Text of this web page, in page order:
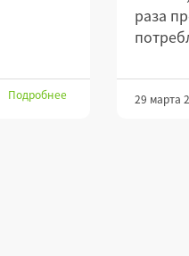
Подробнее
раза
29 марта